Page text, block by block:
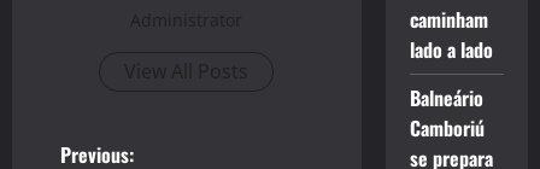
Administrator
View All Posts
Previous:
caminham
lado a lado
Balneário
Camboriú
se prepara